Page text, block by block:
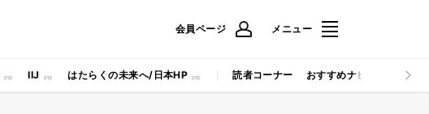
会員ページ メニュー
IIJ はたらくの未来へ/日本HP 読者コーナー おすすめナビ マイナビ